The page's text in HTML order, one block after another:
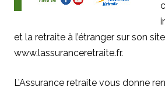
et la retraite à l’étranger sur son site
www.lassuranceretraite.fr.
L’Assurance retraite vous donne